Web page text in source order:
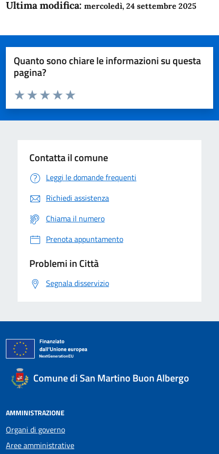
Ultima modifica: mercoledì, 24 settembre 2025
Quanto sono chiare le informazioni su questa
pagina?
Domanda
Valuta da 1 a 5 stelle la pagina
Valuta 5 stelle su 5
Valuta 4 stelle su 5
Valuta 3 stelle su 5
Valuta 2 stelle su 5
Valuta 1 stelle su 5
Contatta il comune
Leggi le domande frequenti
Richiedi assistenza
Chiama il numero
Prenota appuntamento
Problemi in Città
Segnala disservizio
Comune di San Martino Buon Albergo
AMMINISTRAZIONE
Organi di governo
Aree amministrative